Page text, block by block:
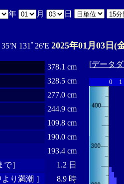
年 月 日
35'N 131ﾟ26'E 2025年01月03日(
378.1 cm
328.5 cm
277.0 cm
244.9 cm
109.8 cm
190.0 cm
193.4 cm
］
1.2 日
り満潮 ］
8.9 時
[データ
0 1